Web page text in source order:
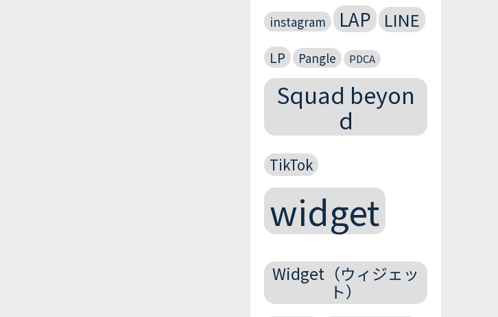
instagram LAP LINE
LP Pangle PDCA
Squad beyon
d
TikTok
widget
Widget（ウィジェッ
ト）